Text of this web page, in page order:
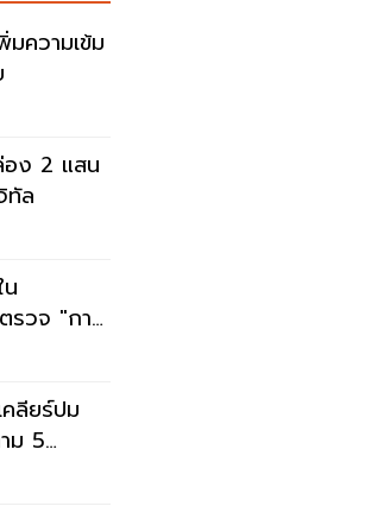
ความเข้ม
ง 2 แสน
ทัล
ลียร์ปม
ม 5